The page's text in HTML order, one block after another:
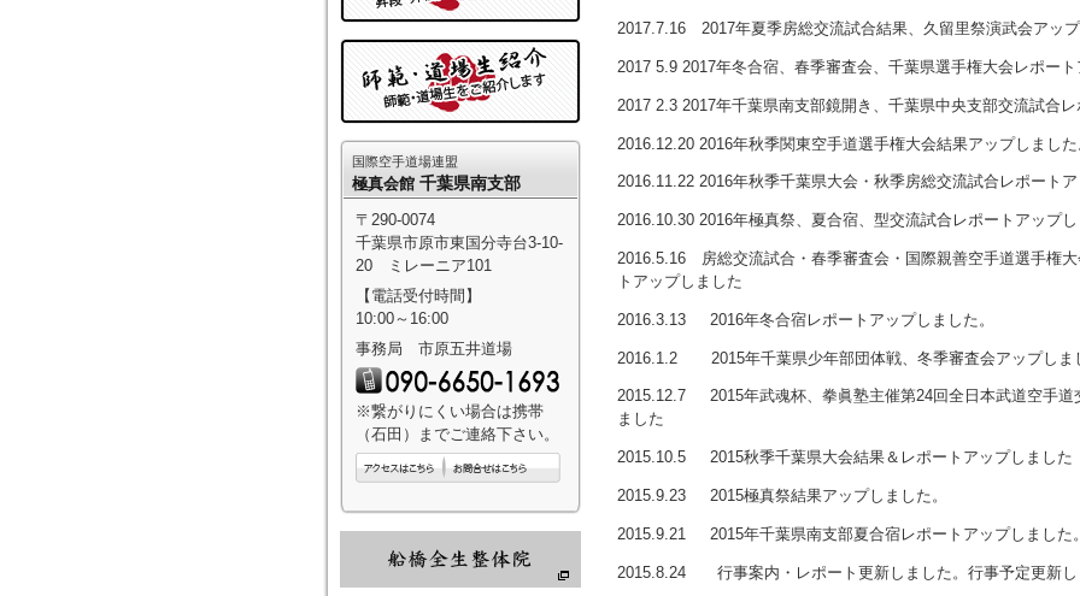
2017.7.16 2017年夏季房総交流試合結果、久留里祭演武会アッ
2017 5.9 2017年冬合宿、春季審査会、千葉県選手権大会レポー
2017 2.3 2017年千葉県南支部鏡開き、千葉県中央支部交流試合
2016.12.20 2016年秋季関東空手道選手権大会結果アップしまし
2016.11.22 2016年秋季千葉県大会・秋季房総交流試合レポート
2016.10.30 2016年極真祭、夏合宿、型交流試合レポートアップ
2016.5.16 房総交流試合・春季審査会・国際親善空手道選手権
トアップしました
2016.3.13 2016年冬合宿レポートアップしました。
2016.1.2 2015年千葉県少年部団体戦、冬季審査会アップしま
2015.12.7 2015年武魂杯、拳眞塾主催第24回全日本武道空手道
ました
2015.10.5 2015秋季千葉県大会結果＆レポートアップしました
2015.9.23 2015極真祭結果アップしました。
2015.9.21 2015年千葉県南支部夏合宿レポートアップしました
2015.8.24 行事案内・レポート更新しました。行事予定更新し
国際空手道場連盟
極真会館 千葉県南支部
〒290-0074
千葉県市原市東国分寺台3-10-
20 ミレーニア101
【電話受付時間】
10:00～16:00
事務局 市原五井道場
※繋がりにくい場合は携帯
（石田）までご連絡下さい。